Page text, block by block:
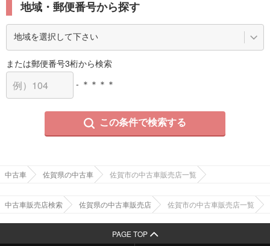
地域・郵便番号から探す
または郵便番号3桁から検索
- ＊＊＊＊
この条件で検索する
中古車 佐賀県の中古車 佐賀市の中古車販売店一覧
中古車販売店検索 佐賀県の中古車販売店 佐賀市の中古車販売店一覧
PAGE TOP